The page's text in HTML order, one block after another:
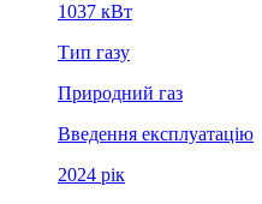
1037 кВт
Тип газу
Природний газ
Введення експлуатацію
2024 рiк